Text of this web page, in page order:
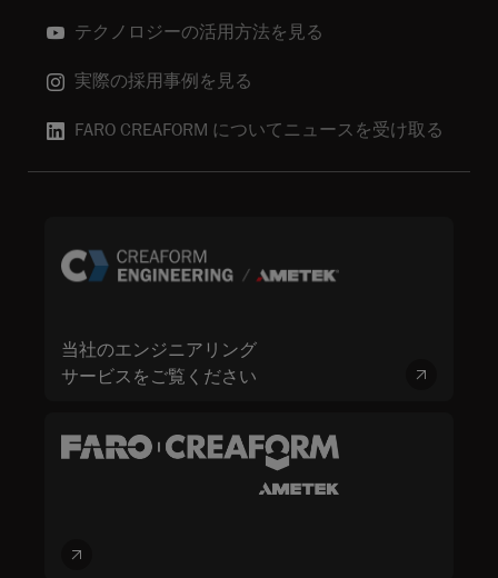
テクノロジーの活用方法を見る
実際の採用事例を見る
FARO CREAFORM についてニュースを受け取る
当社のエンジニアリング
サービスをご覧ください